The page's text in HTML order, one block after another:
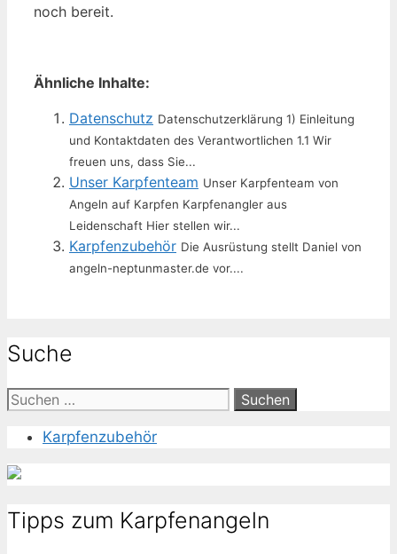
noch bereit.
Ähnliche Inhalte:
Datenschutz Datenschutzerklärung 1) Einleitung
und Kontaktdaten des Verantwortlichen 1.1 Wir
freuen uns, dass Sie...
Unser Karpfenteam Unser Karpfenteam von
Angeln auf Karpfen Karpfenangler aus
Leidenschaft Hier stellen wir...
Karpfenzubehör Die Ausrüstung stellt Daniel von
angeln-neptunmaster.de vor....
Suche
Suche
Karpfenzubehör
Tipps zum Karpfenangeln